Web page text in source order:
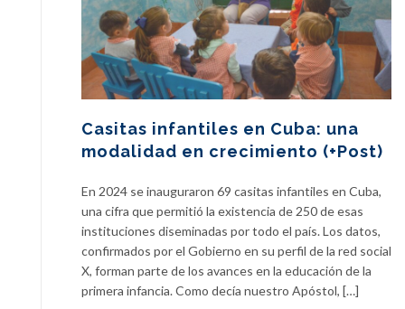
Casitas infantiles en Cuba: una
modalidad en crecimiento (+Post)
En 2024 se inauguraron 69 casitas infantiles en Cuba,
una cifra que permitió la existencia de 250 de esas
instituciones diseminadas por todo el país. Los datos,
confirmados por el Gobierno en su perfil de la red social
X, forman parte de los avances en la educación de la
primera infancia. Como decía nuestro Apóstol, […]